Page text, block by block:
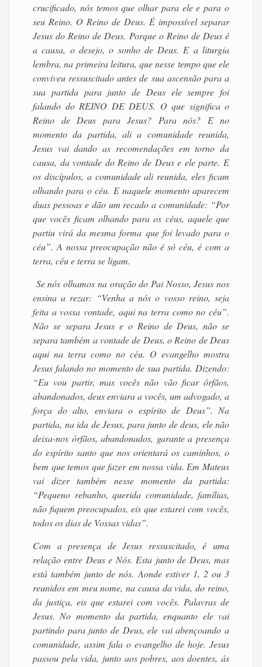
crucificado, nós temos que olhar para ele e para o
seu Reino. O Reino de Deus. É impossível separar
Jesus do Reino de Deus. Porque o Reino de Deus é
a causa, o desejo, o sonho de Deus. E a liturgia
lembra, na primeira leitura, que nesse tempo que ele
conviveu ressuscitado antes de sua ascensão para a
sua partida para junto de Deus ele sempre foi
falando do REINO DE DEUS. O que significa o
Reino de Deus para Jesus? Para nós? E no
momento da partida, ali a comunidade reunida,
Jesus vai dando as recomendações em torno da
causa, da vontade do Reino de Deus e ele parte. E
os discípulos, a comunidade ali reunida, eles ficam
olhando para o céu. E naquele momento aparecem
duas pessoas e dão um recado a comunidade: “Por
que vocês ficam olhando para os céus, aquele que
partiu virá da mesma forma que foi levado para o
céu”. A nossa preocupação não é só céu, é com a
terra, céu e terra se ligam.
Se nós olhamos na oração do Pai Nosso, Jesus nos
ensina a rezar: “Venha a nós o vosso reino, seja
feita a vossa vontade, aqui na terra como no céu”.
Não se separa Jesus e o Reino de Deus, não se
separa também a vontade de Deus, o Reino de Deus
aqui na terra como no céu. O evangelho mostra
Jesus falando no momento de sua partida. Dizendo:
“Eu vou partir, mas vocês não vão ficar órfãos,
abandonados, deus enviara a vocês, um advogado, a
força do alto, enviara o espírito de Deus”. Na
partida, na ida de Jesus, para junto de deus, ele não
deixa-nos órfãos, abandonados, garante a presença
do espírito santo que nos orientará os caminhos, o
bem que temos que fazer em nossa vida. Em Mateus
vai dizer também nesse momento da partida:
“Pequeno rebanho, querida comunidade, famílias,
não fiquem preocupados, eis que estarei com vocês,
todos os dias de Vossas vidas”.
Com a presença de Jesus ressuscitado, é uma
relação entre Deus e Nós. Esta junto de Deus, mas
está também junto de nós. Aonde estiver 1, 2 ou 3
reunidos em meu nome, na causa da vida, do reino,
da justiça, eis que estarei com vocês. Palavras de
Jesus. No momento da partida, enquanto ele vai
partindo para junto de Deus, ele vai abençoando a
comunidade, assim fala o evangelho de hoje. Jesus
passou pela vida, junto aos pobres, aos doentes, ás